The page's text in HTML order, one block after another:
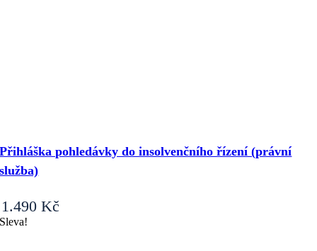
Přihláška pohledávky do insolvenčního řízení (právní
služba)
1.490Kč
Sleva!